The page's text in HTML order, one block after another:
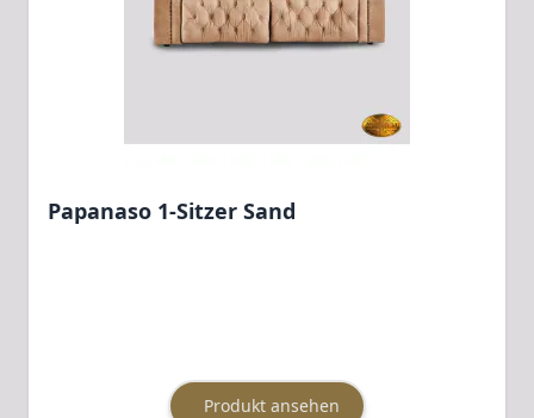
Papanaso 1-Sitzer Sand
Produkt ansehen